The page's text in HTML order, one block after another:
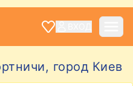
город Киев